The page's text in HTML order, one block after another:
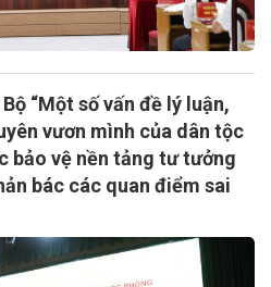
“Một số vấn đề lý luận,
vươn mình của dân tộc
bảo vệ nền tảng tư tưởng
bác các quan điểm sai